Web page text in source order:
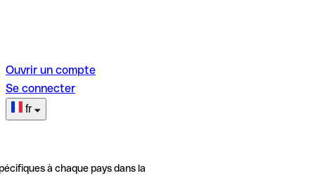
Ouvrir un compte
Se connecter
fr
à chaque pays dans la